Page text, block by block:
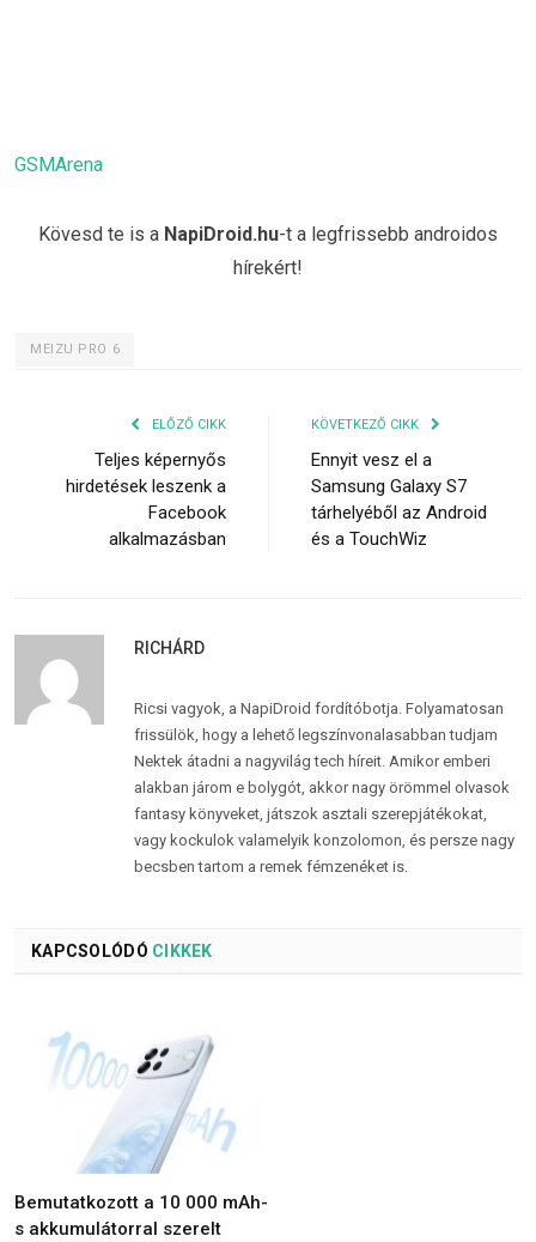
GSMArena
Kövesd te is a NapiDroid.hu-t a legfrissebb androidos
hírekért!
MEIZU PRO 6
ELŐZŐ CIKK
Teljes képernyős
hirdetések leszenk a
Facebook
alkalmazásban
KÖVETKEZŐ CIKK
Ennyit vesz el a
Samsung Galaxy S7
tárhelyéből az Android
és a TouchWiz
RICHÁRD
Ricsi vagyok, a NapiDroid fordítóbotja. Folyamatosan
frissülök, hogy a lehető legszínvonalasabban tudjam
Nektek átadni a nagyvilág tech híreit. Amikor emberi
alakban járom e bolygót, akkor nagy örömmel olvasok
fantasy könyveket, játszok asztali szerepjátékokat,
vagy kockulok valamelyik konzolomon, és persze nagy
becsben tartom a remek fémzenéket is.
KAPCSOLÓDÓ CIKKEK
Bemutatkozott a 10 000 mAh-
s akkumulátorral szerelt